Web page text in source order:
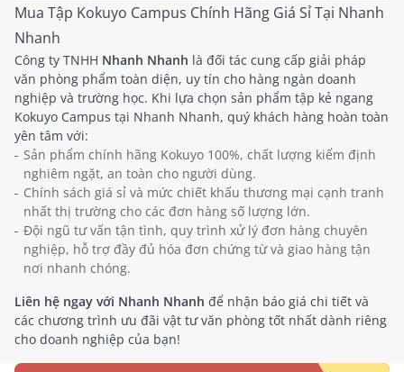
Mua Tập Kokuyo Campus Chính Hãng Giá Sỉ Tại Nhanh
Nhanh
Công ty TNHH Nhanh Nhanh là đối tác cung cấp giải pháp
văn phòng phẩm toàn diện, uy tín cho hàng ngàn doanh
nghiệp và trường học. Khi lựa chọn sản phẩm tập kẻ ngang
Kokuyo Campus tại Nhanh Nhanh, quý khách hàng hoàn toàn
yên tâm với:
Sản phẩm chính hãng Kokuyo 100%, chất lượng kiểm định
nghiêm ngặt, an toàn cho người dùng.
Chính sách giá sỉ và mức chiết khấu thương mại cạnh tranh
nhất thị trường cho các đơn hàng số lượng lớn.
Đội ngũ tư vấn tận tình, quy trình xử lý đơn hàng chuyên
nghiệp, hỗ trợ đầy đủ hóa đơn chứng từ và giao hàng tận
nơi nhanh chóng.
Liên hệ ngay với Nhanh Nhanh để nhận báo giá chi tiết và
các chương trình ưu đãi vật tư văn phòng tốt nhất dành riêng
cho doanh nghiệp của bạn!